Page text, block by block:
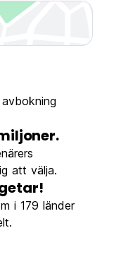
att välja.
i 179 länder